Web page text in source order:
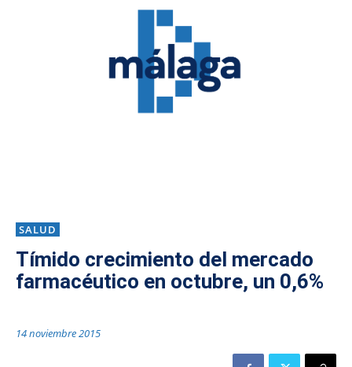
SALUD
Tímido crecimiento del mercado
farmacéutico en octubre, un 0,6%
14 noviembre 2015